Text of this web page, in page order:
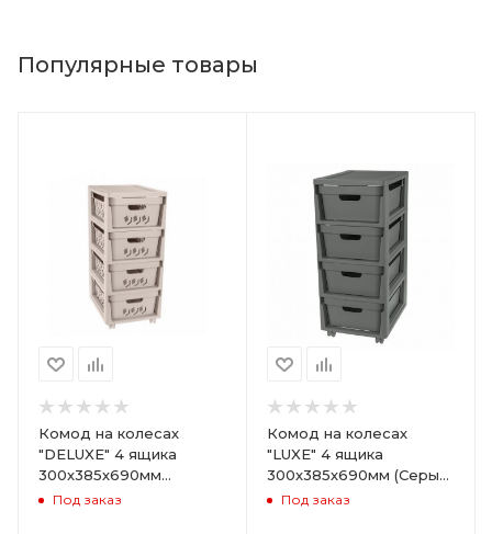
Популярные товары
Комод на колесах
"DELUXE" 4 ящика
300х385х690мм
(Светло-бежевый)
Под заказ
Комод на колесах
"LUXE" 4 ящика
300х385х690мм (Серый)
ARD258086
Под заказ